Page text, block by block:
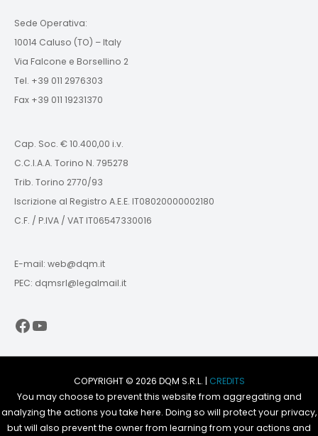
Sede Operativa:
10014 Caluso (TO) – Italy
Via Falcone e Borsellino 2
Tel. +39 011 2976303
Fax +39 011 19231370
Cap. Soc. € 10.400,00 i.v.
C.C.I.A.A. Torino N. 795278
Trib. Torino 2770/93
Iscrizione al Registro A.E.E. IT08020000002180
C.F. / P.IVA / VAT IT06547330016
E-mail: web@dqm.it
PEC: dqmsrl@legalmail.it
Facebook
YouTube
COPYRIGHT © 2026 DQM S.R.L. | CREDITS
You may choose to prevent this website from aggregating and
analyzing the actions you take here. Doing so will protect your privacy,
but will also prevent the owner from learning from your actions and